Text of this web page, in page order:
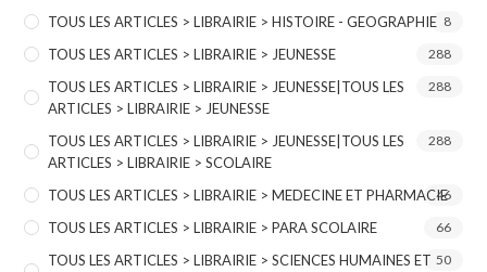
TOUS LES ARTICLES > LIBRAIRIE > HISTOIRE - GEOGRAPHIE 8
TOUS LES ARTICLES > LIBRAIRIE > JEUNESSE 288
TOUS LES ARTICLES > LIBRAIRIE > JEUNESSE|TOUS LES
ARTICLES > LIBRAIRIE > JEUNESSE
288
TOUS LES ARTICLES > LIBRAIRIE > JEUNESSE|TOUS LES
ARTICLES > LIBRAIRIE > SCOLAIRE
288
TOUS LES ARTICLES > LIBRAIRIE > MEDECINE ET PHARMACIE
46
TOUS LES ARTICLES > LIBRAIRIE > PARA SCOLAIRE 66
TOUS LES ARTICLES > LIBRAIRIE > SCIENCES HUMAINES ET 50